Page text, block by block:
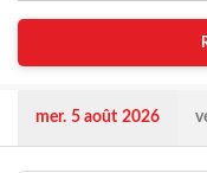
mer. 5 août 2026